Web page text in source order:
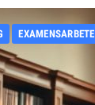
EXAMENSARBETE